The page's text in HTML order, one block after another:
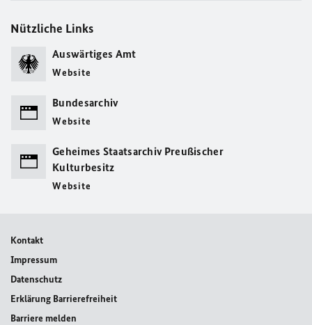
Nützliche Links
Auswärtiges Amt
Website
Bundesarchiv
Website
Geheimes Staatsarchiv Preußischer
Kulturbesitz
Website
Kontakt
Impressum
Datenschutz
Erklärung Barrierefreiheit
Barriere melden